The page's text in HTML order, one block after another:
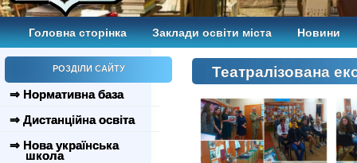
Головна сторінка Заклади освіти міста Новини
РОЗДІЛИ САЙТУ
⇒ Нормативна база
⇒ Дистанційна освіта
⇒ Нова українська
школа
Театралізована